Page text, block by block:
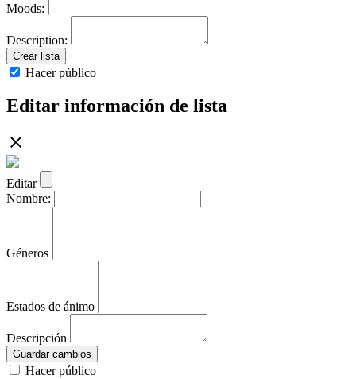
Moods:
Description:
Crear lista
Hacer público
Editar información de lista
Editar
Nombre:
Géneros
Estados de ánimo
Descripción
Guardar cambios
Hacer público